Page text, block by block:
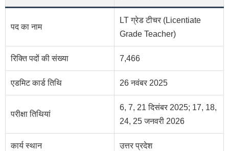
पद का नाम
LT ग्रेड टीचर (Licentiate
Grade Teacher)
रिक्ति पदों की संख्या 7,466
एडमिट कार्ड तिथि 26 नवंबर 2025
परीक्षा तिथियां
6, 7, 21 दिसंबर 2025; 17, 18,
24, 25 जनवरी 2026
कार्य स्थान उत्तर प्रदेश